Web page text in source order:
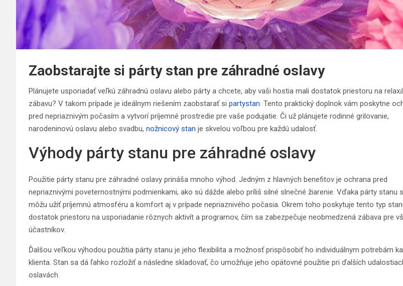
Zaobstarajte si párty stan pre záhradné oslavy
Plánujete usporiadať veľkú záhradnú oslavu alebo párty a chcete, aby vaši hostia mali dostatok priestoru na
zábavu? V takom prípade je ideálnym riešením zaobstarať si partystan. Tento praktický doplnok vám poskytne
pred nepriaznivým počasím a vytvorí príjemné prostredie pre vaše podujatie. Či už plánujete rodinné grilovanie,
narodeninovú oslavu alebo svadbu, nožnicový stan je skvelou voľbou pre každú udalosť.
Výhody párty stanu pre záhradné oslavy
Použitie párty stanu pre záhradné oslavy prináša mnoho výhod. Jedným z hlavných benefitov je ochrana pred
nepriaznivými poveternostnými podmienkami, ako sú dážde alebo príliš silné slnečné žiarenie. Vďaka párty stanu
môžu užiť príjemnú atmosféru a komfort aj v prípade nepriaznivého počasia. Okrem toho poskytuje tento typ
dostatok priestoru na usporiadanie rôznych aktivít a programov, čím sa zabezpečuje neobmedzená zábava pre
účastníkov.
Ďalšou veľkou výhodou použitia párty stanu je jeho flexibilita a možnosť prispôsobiť ho individuálnym potrebám
klienta. Stan sa dá ľahko rozložiť a následne skladovať, čo umožňuje jeho opätovné použitie pri ďalších
oslavách.